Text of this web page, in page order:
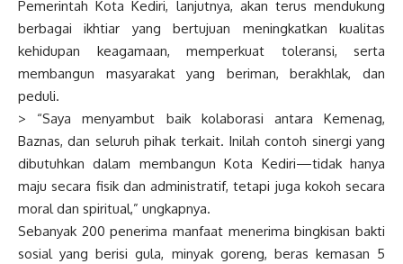
Pemerintah Kota Kediri, lanjutnya, akan terus mendukung
berbagai ikhtiar yang bertujuan meningkatkan kualitas
kehidupan keagamaan, memperkuat toleransi, serta
membangun masyarakat yang beriman, berakhlak, dan
peduli.
> “Saya menyambut baik kolaborasi antara Kemenag,
Baznas, dan seluruh pihak terkait. Inilah contoh sinergi yang
dibutuhkan dalam membangun Kota Kediri—tidak hanya
maju secara fisik dan administratif, tetapi juga kokoh secara
moral dan spiritual,” ungkapnya.
Sebanyak 200 penerima manfaat menerima bingkisan bakti
sosial yang berisi gula, minyak goreng, beras kemasan 5